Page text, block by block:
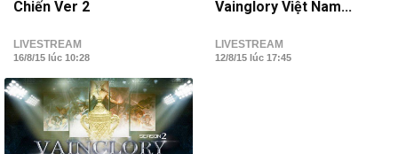
Chiến Ver 2
LIVESTREAM
16/8/15 lúc 10:28
Vainglory Việt Nam...
LIVESTREAM
12/8/15 lúc 17:45